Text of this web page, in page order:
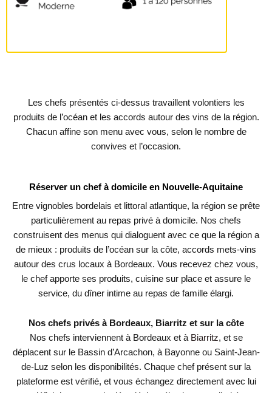
Les chefs présentés ci-dessus travaillent volontiers les
produits de l’océan et les accords autour des vins de la région.
Chacun affine son menu avec vous, selon le nombre de
convives et l’occasion.
Réserver un chef à domicile en Nouvelle-Aquitaine
Entre vignobles bordelais et littoral atlantique, la région se prête
particulièrement au repas privé à domicile. Nos chefs
construisent des menus qui dialoguent avec ce que la région a
de mieux : produits de l’océan sur la côte, accords mets-vins
autour des crus locaux à Bordeaux. Vous recevez chez vous,
le chef apporte ses produits, cuisine sur place et assure le
service, du dîner intime au repas de famille élargi.
Nos chefs privés à Bordeaux, Biarritz et sur la côte
Nos chefs interviennent à Bordeaux et à Biarritz, et se
déplacent sur le Bassin d’Arcachon, à Bayonne ou Saint-Jean-
de-Luz selon les disponibilités. Chaque chef présent sur la
plateforme est vérifié, et vous échangez directement avec lui